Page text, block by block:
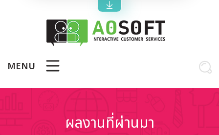
MENU
ผลงานที่ผ่านมา